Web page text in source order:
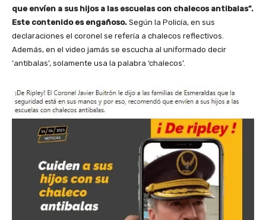
que envíen a sus hijos a las escuelas con chalecos antibalas”.
Este contenido es engañoso. Según la Policía, en sus
declaraciones el coronel se refería a chalecos reflectivos.
Además, en el video jamás se escucha al uniformado decir
‘antibalas’, solamente usa la palabra ‘chalecos’.